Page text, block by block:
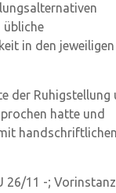
übliche
in den jeweiligen
der Ruhigstellung
hatte und
handschriftlichen
26/11 -;